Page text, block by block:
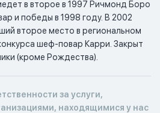
в второе в 1997 Ричмонд Боро
и победы в 1998 году. В 2002
второе место в региональном
шеф-повар Карри. Закрыт
(кроме Рождества).
за услуги,
находящимися у нас